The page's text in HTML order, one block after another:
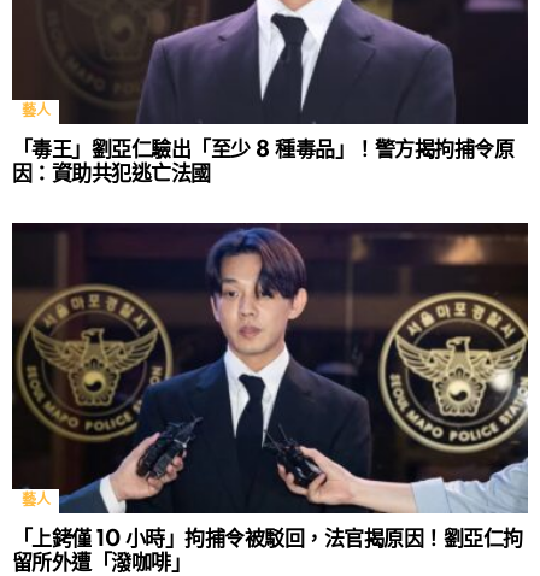
藝人
「毒王」劉亞仁驗出「至少 8 種毒品」！警方揭拘捕令原
因：資助共犯逃亡法國
藝人
「上銬僅 10 小時」拘捕令被駁回，法官揭原因！劉亞仁拘
留所外遭「潑咖啡」